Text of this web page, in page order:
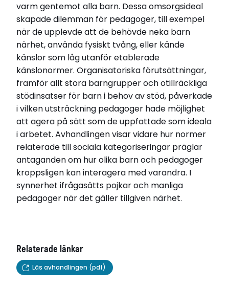
varm gentemot alla barn. Dessa omsorgsideal
skapade dilemman för pedagoger, till exempel
när de upplevde att de behövde neka barn
närhet, använda fysiskt tvång, eller kände
känslor som låg utanför etablerade
känslonormer. Organisatoriska förutsättningar,
framför allt stora barngrupper och otillräckliga
stödinsatser för barn i behov av stöd, påverkade
i vilken utsträckning pedagoger hade möjlighet
att agera på sätt som de uppfattade som ideala
i arbetet. Avhandlingen visar vidare hur normer
relaterade till sociala kategoriseringar präglar
antaganden om hur olika barn och pedagoger
kroppsligen kan interagera med varandra. I
synnerhet ifrågasätts pojkar och manliga
pedagoger när det gäller tillgiven närhet.
Relaterade länkar
Läs avhandlingen (pdf)